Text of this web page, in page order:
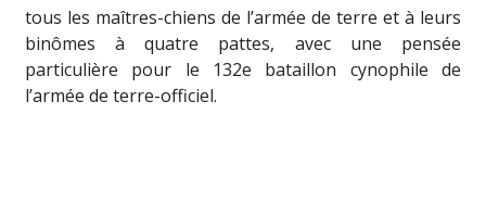
tous les maîtres-chiens de l’armée de terre et à leurs
binômes à quatre pattes, avec une pensée
particulière pour le 132e bataillon cynophile de
l’armée de terre-officiel.